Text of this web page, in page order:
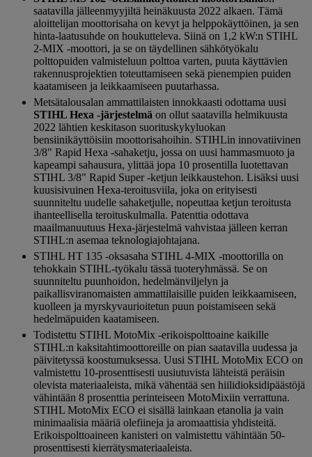
saatavilla jälleenmyyjiltä heinäkuusta 2022 alkaen. Tämä
aloittelijan moottorisaha on kevyt ja helppokäyttöinen, ja sen
hinta-laatusuhde on houkutteleva. Siinä on 1,2 kW:n STIHL
2-MIX -moottori, ja se on täydellinen sähkötyökalu
polttopuiden valmisteluun polttoa varten, puuta käyttävien
rakennusprojektien toteuttamiseen sekä pienempien puiden
kaatamiseen ja leikkaamiseen puutarhassa.
Metsätalousalan ammattilaisten innokkaasti odottama uusi
STIHL Hexa -järjestelmä on ollut saatavilla helmikuusta
2022 lähtien keskitason suorituskykyluokan
bensiinikäyttöisiin moottorisahoihin. STIHLin innovatiivinen
3/8" Rapid Hexa -sahaketju, jossa on uusi hammasmuoto ja
kapeampi sahausura, ylittää jopa 10 prosentilla luotettavan
STIHL 3/8" Rapid Super -ketjun leikkaustehon. Lisäksi uusi
kuusisivuinen Hexa-teroitusviila, joka on erityisesti
suunniteltu uudelle sahaketjulle, nopeuttaa ketjun teroitusta
ihanteellisella teroituskulmalla. Patenttia odottava
maailmanuutuus Hexa-järjestelmä vahvistaa jälleen kerran
STIHL:n asemaa teknologiajohtajana.
STIHL HT 135 -oksasaha STIHL 4-MIX -moottorilla on
tehokkain STIHL-työkalu tässä tuoteryhmässä. Se on
suunniteltu puunhoidon, hedelmänviljelyn ja
paikallisviranomaisten ammattilaisille puiden leikkaamiseen,
kuolleen ja myrskyvaurioitetun puun poistamiseen sekä
hedelmäpuiden kaatamiseen.
Todistettu STIHL MotoMix -erikoispolttoaine kaikille
STIHL:n kaksitahtimoottoreille on pian saatavilla uudessa ja
päivitetyssä koostumuksessa. Uusi STIHL MotoMix ECO on
valmistettu 10-prosenttisesti uusiutuvista lähteistä peräisin
olevista materiaaleista, mikä vähentää sen hiilidioksidipäästöjä
vähintään 8 prosenttia perinteiseen MotoMixiin verrattuna.
STIHL MotoMix ECO ei sisällä lainkaan etanolia ja vain
minimaalisia määriä olefiineja ja aromaattisia yhdisteitä.
Erikoispolttoaineen kanisteri on valmistettu vähintään 50-
prosenttisesti kierrätysmateriaaleista.